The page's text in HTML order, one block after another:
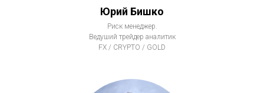
Юрий Бишко
Риск менеджер.
Ведуший трейдер аналитик
FX / CRYPTO / GOLD